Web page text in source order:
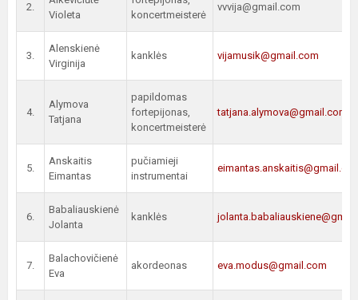
2.
Violeta
koncertmeisterė
vvvija@gmail.com
3.
Alenskienė
Virginija
kanklės vijamusik@gmail.com
4.
Alymova
Tatjana
papildomas
fortepijonas,
koncertmeisterė
tatjana.alymova@gmail.com
5.
Anskaitis
Eimantas
pučiamieji
instrumentai
6.
Babaliauskienė
Jolanta
kanklės
7.
Balachovičienė
Eva
akordeonas eva.modus@gmail.com